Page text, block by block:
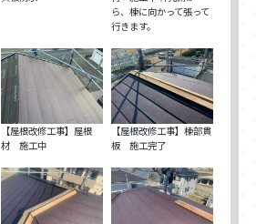
ら、棟に向かって張って
行きます。
【屋根改修工事】屋根
材 施工中
【屋根改修工事】棟部貫
板 施工完了